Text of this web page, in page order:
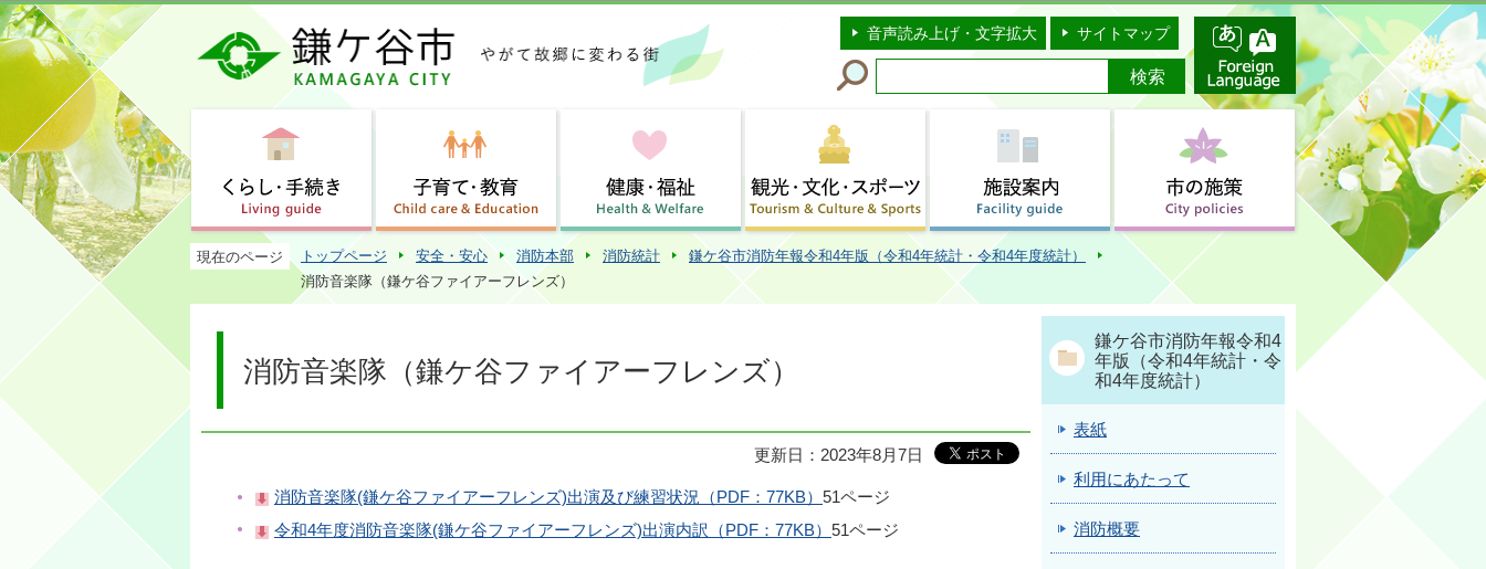
このページの本文へ移動
音声読み上げ・文字拡大 サイトマップ
現在のページ トップページ 安全・安心 消防本部 消防統計
鎌ケ谷市消防年報令和4年版（令和4年統計・令和4年度統計）
消防音楽隊（鎌ケ谷ファイアーフレンズ）
消防音楽隊（鎌ケ谷ファイアーフレンズ）
更新日：2023年8月7日
消防音楽隊(鎌ケ谷ファイアーフレンズ)出演及び練習状況（PDF：77KB） 51ページ
令和4年度消防音楽隊(鎌ケ谷ファイアーフレンズ)出演内訳（PDF：77KB） 51ページ
鎌ケ谷市消防年報令和4
年版（令和4年統計・令
和4年度統計）
表紙
利用にあたって
消防概要